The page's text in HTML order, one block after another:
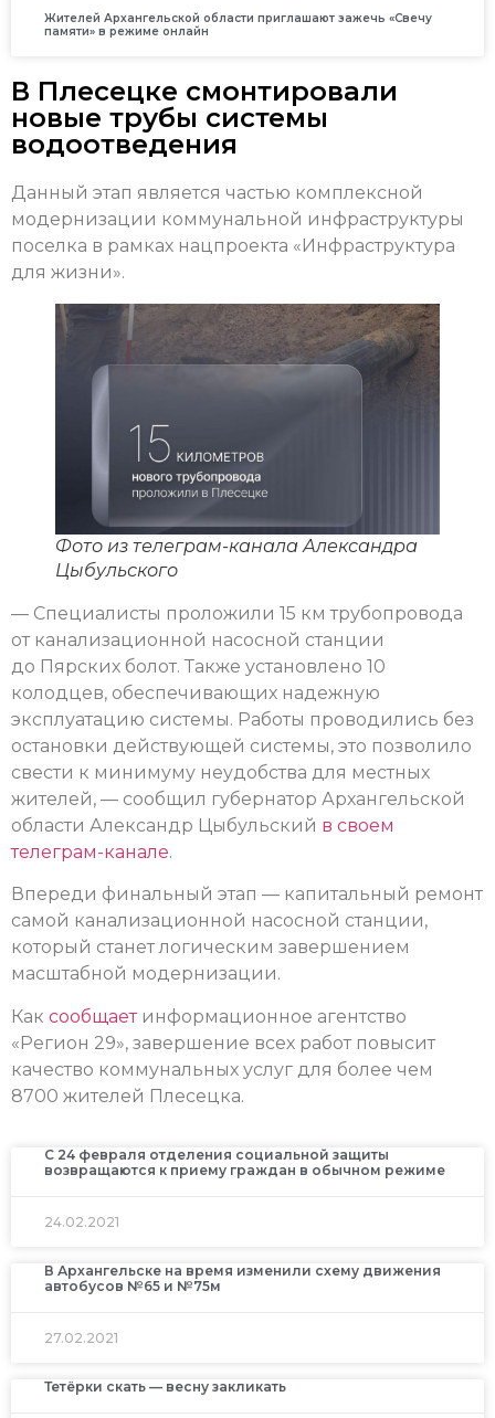
Жителей Архангельской области приглашают зажечь «Свечу
памяти» в режиме онлайн
В Плесецке смонтировали
новые трубы системы
водоотведения
Данный этап является частью комплексной
модернизации коммунальной инфраструктуры
поселка в рамках нацпроекта «Инфраструктура
для жизни».
Фото из телеграм-канала Александра
Цыбульского
— Специалисты проложили 15 км трубопровода
от канализационной насосной станции
до Пярских болот. Также установлено 10
колодцев, обеспечивающих надежную
эксплуатацию системы. Работы проводились без
остановки действующей системы, это позволило
свести к минимуму неудобства для местных
жителей, — сообщил губернатор Архангельской
области Александр Цыбульский в своем
телеграм-канале.
Впереди финальный этап — капитальный ремонт
самой канализационной насосной станции,
который станет логическим завершением
масштабной модернизации.
Как сообщаетинформационное агентство
«Регион 29», завершение всех работ повысит
качество коммунальных услуг для более чем
8700 жителей Плесецка.
С 24 февраля отделения социальной защиты
возвращаются к приему граждан в обычном режиме
24.02.2021
В Архангельске на время изменили схему движения
автобусов №65 и №75м
27.02.2021
Тетёрки скать — весну закликать